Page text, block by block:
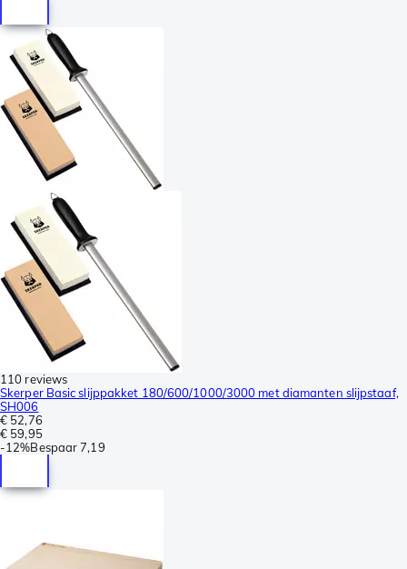
110 reviews
Skerper Basic slijppakket 180/600/1000/3000 met diamanten slijpstaaf,
SH006
€ 52,76
€ 59,95
-12%Bespaar 7,19